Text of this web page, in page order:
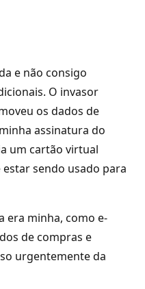
e não consigo
O invasor
os dados de
assinatura do
um cartão virtual
sendo usado para
era minha, como e-
de compras e
urgentemente da